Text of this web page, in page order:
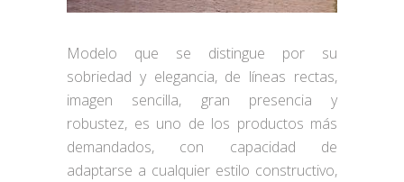
Modelo que se distingue por su
sobriedad y elegancia, de líneas rectas,
imagen sencilla, gran presencia y
robustez, es uno de los productos más
demandados, con capacidad de
adaptarse a cualquier estilo constructivo,